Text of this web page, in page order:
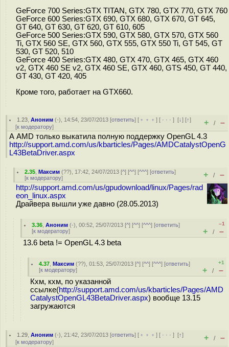
GeForce 700 Series:GTX TITAN, GTX 780, GTX 770, GTX 760
GeForce 600 Series:GTX 690, GTX 680, GTX 670, GT 645,
GT 640, GT 630, GT 620, GT 610, 605
GeForce 500 Series:GTX 590, GTX 580, GTX 570, GTX 560
Ti, GTX 560 SE, GTX 560, GTX 555, GTX 550 Ti, GT 545, GT
530, GT 520, 510
GeForce 400 Series:GTX 480, GTX 470, GTX 465, GTX 460
v2, GTX 460 SE v2, GTX 460 SE, GTX 460, GTS 450, GT 440,
GT 430, GT 420, 405
Кроме того, работает на GTX660.
1.23 ,Аноним (-), 14:54, 23/07/2013 [ответить] [ ﹢﹢﹢] [ · · ·][↓] [↑]
[к модератору] + / –
А AMD только выкатила полную поддержку OpenGL 4.3
http://support.amd.com/us/kbarticles/Pages/AMDCatalystOpenG
L43BetaDriver.aspx
2.35 ,Максим (??), 17:42, 24/07/2013 [^] [^^] [^^^] [ответить]
[к модератору] + / –
http://support.amd.com/us/gpudownload/linux/Pages/rad
eon_linux.aspx
Драйвера вышли уже давно (28.05.2013)
3.36 ,Аноним (-), 00:52, 25/07/2013 [^] [^^] [^^^] [ответить]
[к модератору]
–1
+ / –
13.6 beta != OpenGL 4.3 beta
4.37 ,Максим (??), 01:53, 25/07/2013 [^] [^^] [^^^] [ответить]
[к модератору]
+1
+ / –
Кхм, кхм, по указанной
ссылке(http://support.amd.com/us/kbarticles/Pages/AMD
CatalystOpenGL43BetaDriver.aspx) вообще 13.15
загружаются
1.29 ,Аноним (-), 21:42, 23/07/2013 [ответить] [ ﹢﹢﹢] [ · · ·][↑]
[к модератору] + / –